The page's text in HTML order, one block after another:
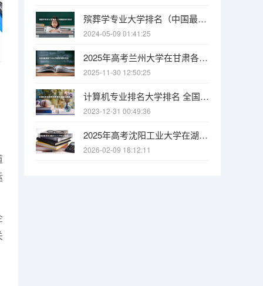
殡葬学专业大学排名（中国最好的殡仪大学）
2024-05-09 01:41:25
2025年高考兰州大学在甘肃各批次选科要求有哪些
2025-11-30 12:50:25
计算机专业排名大学排名 全国计算机专业最好的学校排名
2023-12-31 00:49:36
2025年高考沈阳工业大学在湖南各批次选科要求有哪些
2026-02-09 18:12:11